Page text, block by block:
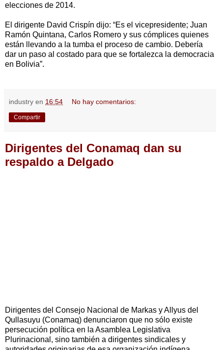
elecciones de 2014.
El dirigente David Crispín dijo: “Es el vicepresidente; Juan
Ramón Quintana, Carlos Romero y sus cómplices quienes
están llevando a la tumba el proceso de cambio. Debería
dar un paso al costado para que se fortalezca la democracia
en Bolivia”.
industry en 16:54 No hay comentarios:
Compartir
Dirigentes del Conamaq dan su
respaldo a Delgado
Dirigentes del Consejo Nacional de Markas y Allyus del
Qullasuyu (Conamaq) denunciaron que no sólo existe
persecución política en la Asamblea Legislativa
Plurinacional, sino también a dirigentes sindicales y